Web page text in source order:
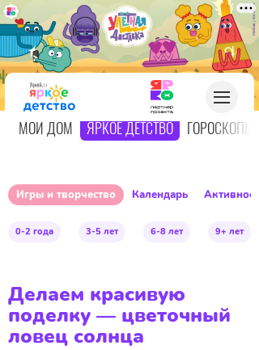
МОЙ ДОМ ЯРКОЕ ДЕТСТВО ГОРОСКОПЫ
Игры и творчество Календарь Активное
0-2 года 3-5 лет 6-8 лет 9+ лет
Делаем красивую
поделку — цветочный
ловец солнца